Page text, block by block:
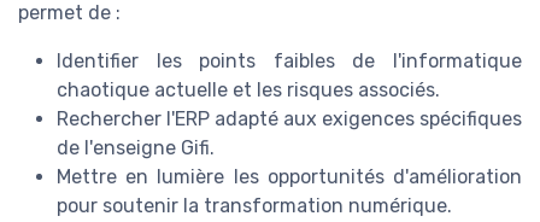
permet de :
Identifier les points faibles de l'informatique
chaotique actuelle et les risques associés.
Rechercher l'ERP adapté aux exigences spécifiques
de l'enseigne Gifi.
Mettre en lumière les opportunités d'amélioration
pour soutenir la transformation numérique.